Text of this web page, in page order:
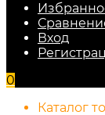
Вход
0
Каталог